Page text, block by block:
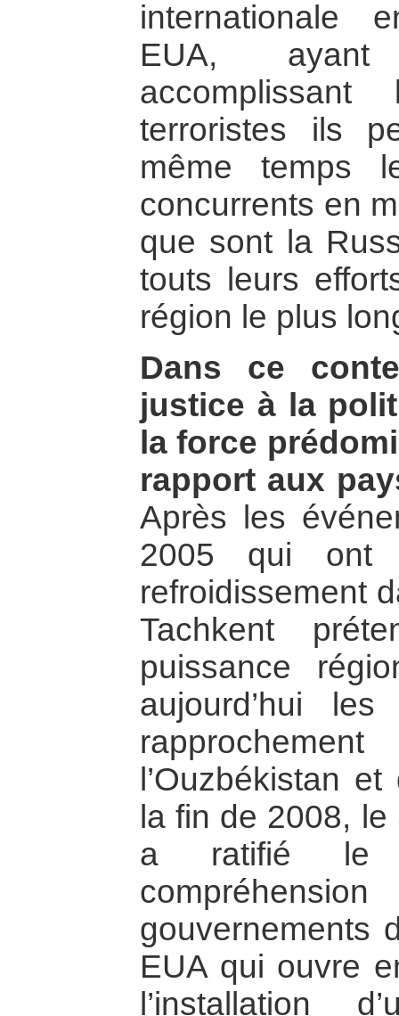
internationale
EUA, ayant
terroristes ils
même temps
concurrents en
que sont la
touts leurs
région le plus
Dans ce
justice à la
la force
rapport aux
Après les
2005 qui ont
refroidissement
Tachkent
puissance
aujourd’hui
l’Ouzbékistan
la fin de 2008,
a ratifié le
gouvernements
EUA qui ouvre
l’installation